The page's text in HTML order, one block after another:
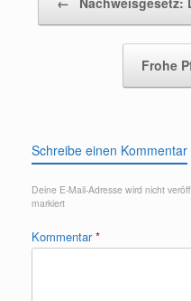
Frohe
Schreibe einen Kommentar
Deine E-Mail-Adresse wird nicht
markiert
Kommentar*